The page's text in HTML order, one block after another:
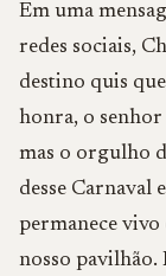
Em uma
redes sociais,
destino quis
honra, o senhor
mas o orgulho
desse Carnaval
permanece vivo
nosso pavilhão.